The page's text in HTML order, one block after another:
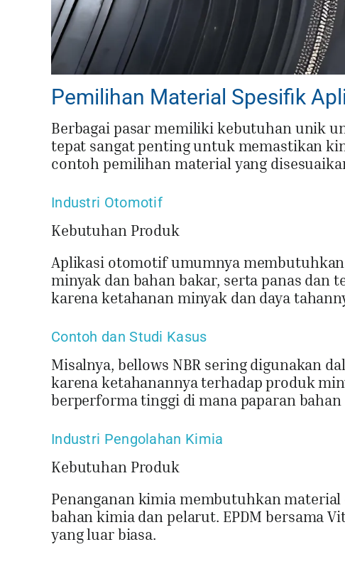
Pemilihan Material Spesifik
Berbagai pasar memiliki kebutuhan unik
tepat sangat penting untuk memastikan
contoh pemilihan material yang
Industri Otomotif
Kebutuhan Produk
Aplikasi otomotif umumnya
minyak dan bahan bakar, serta panas dan
karena ketahanan minyak dan daya
Contoh dan Studi Kasus
Misalnya, bellows NBR sering digunakan
karena ketahanannya terhadap produk
berperforma tinggi di mana paparan
Industri Pengolahan Kimia
Kebutuhan Produk
Penanganan kimia membutuhkan
bahan kimia dan pelarut. EPDM bersama
yang luar biasa.